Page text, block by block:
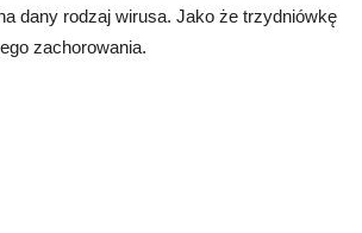
dany rodzaj wirusa. Jako że trzydniówkę
zachorowania.